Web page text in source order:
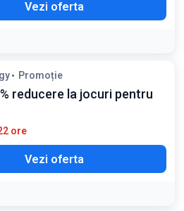
Vezi oferta
Promoție
reducere la jocuri pentru
ore
Vezi oferta